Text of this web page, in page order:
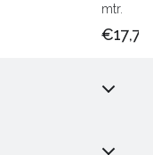
mtr.
€17,75